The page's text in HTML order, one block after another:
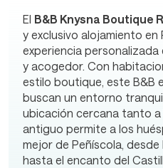
El B&B Knysna Boutique
y exclusivo alojamiento
experiencia
y acogedor. Con
estilo boutique, este B&B
buscan un entorno
ubicación cercana tanto a
antiguo permite a los
mejor de Peñíscola,
hasta el encanto del